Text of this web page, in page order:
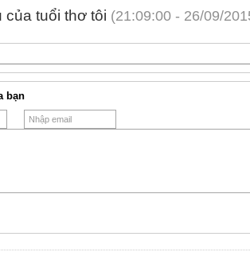
của tuổi thơ tôi (21:09:00 - 26/09/
bạn